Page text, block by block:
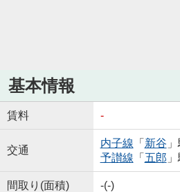
基本情報
賃料 -
交通
内子線 「 新谷
予讃線 「 五郎
間取り(面積) -(-)